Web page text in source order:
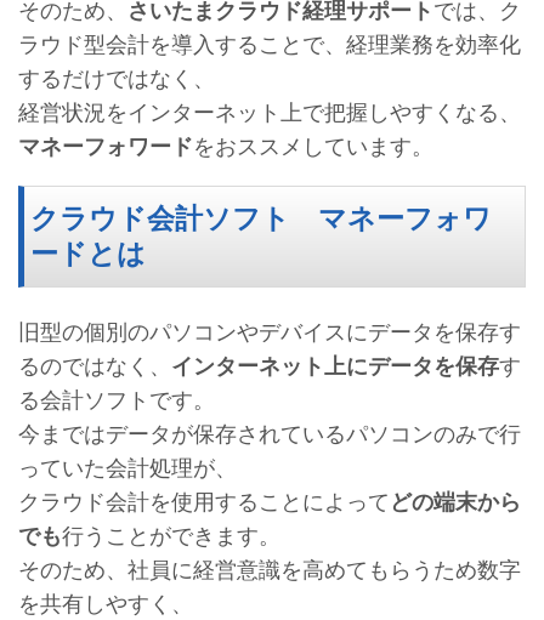
そのため、
さいたまクラウド経理サポート では、ク
ラウド型会計を導入することで、経理業務を効率化
するだけではなく、
経営状況をインターネット上で把握しやすくなる、
マネーフォワードをおススメしています。
クラウド会計ソフト マネーフォワ
ードとは
旧型の個別のパソコンやデバイスにデータを保存す
るのではなく、 インターネット上にデータを保存す
る会計ソフトです。
今まではデータが保存されているパソコンのみで行
っていた会計処理が、
クラウド会計を使用することによって どの端末から
でも行うことができます。
そのため、社員に経営意識を高めてもらうため数字
を共有しやすく、